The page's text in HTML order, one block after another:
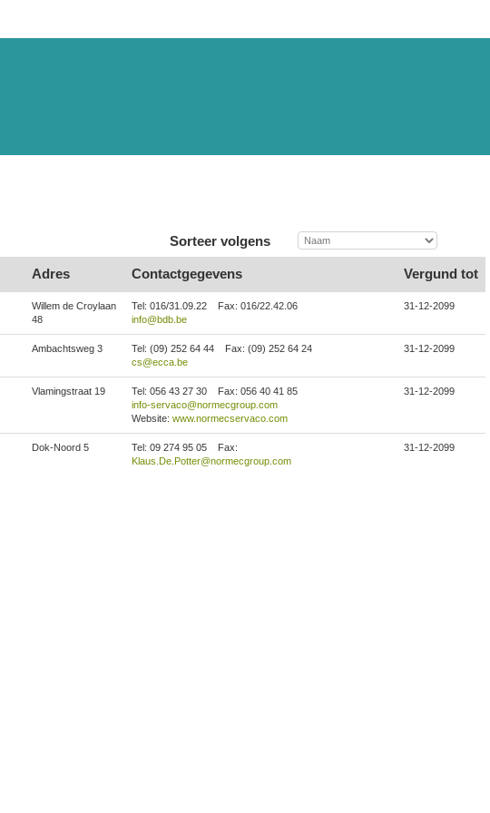
Sorteer volgens
Adres Contactgegevens Vergund tot
Willem de Croylaan
48
Tel: 016/31.09.22
Fax: 016/22.42.06
info@bdb.be
31-12-2099
Ambachtsweg 3 Tel: (09) 252 64 44
Fax: (09) 252 64 24
cs@ecca.be
31-12-2099
Vlamingstraat 19 Tel: 056 43 27 30
Fax: 056 40 41 85
info-servaco@normecgroup.com
Website: www.normecservaco.com
31-12-2099
Dok-Noord 5 Tel: 09 274 95 05
Fax:
Klaus.De.Potter@normecgroup.com
31-12-2099